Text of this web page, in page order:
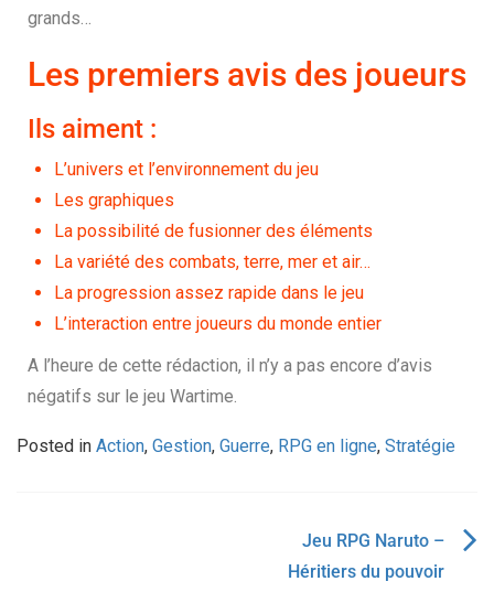
grands…
Les premiers avis des joueurs
Ils aiment :
L’univers et l’environnement du jeu
Les graphiques
La possibilité de fusionner des éléments
La variété des combats, terre, mer et air…
La progression assez rapide dans le jeu
L’interaction entre joueurs du monde entier
A l’heure de cette rédaction, il n’y a pas encore d’avis
négatifs sur le jeu Wartime.
Posted in Action, Gestion, Guerre, RPG en ligne, Stratégie
Jeu RPG Naruto –
Héritiers du pouvoir